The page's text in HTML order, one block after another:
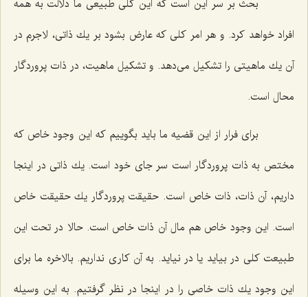
بحث بر سر این است كه این كلى طبیعى ما دلالت به همه
افراد خواهد كرد. و هر امر كلى كه عارض بشود بر یك ذاتى، لاجرم در
آن یك ماهیتى را تشكیل مى‌دهد. و تشكیل ماهیت، در ذات پروردگار
محال است.
براى فرار از این قضیه ما باید بگوییم كه این وجود خاص كه
مختص به ذات پروردگار است سر جاى خود است. یك ذاتى در اینجا
داریم، آن ذات، ذات خاص است. حقیقت پروردگار یك حقیقت خاص
است. این وجود خاص هم مال آن ذات خاص است. حالا در تحت این
طبیعت كلى در بیاید یا در نیاید. به آن كارى نداریم. بالاخره ما براى
این وجود یك ذات خاصى را در اینجا در نظر گرفتیم. به این وسیله